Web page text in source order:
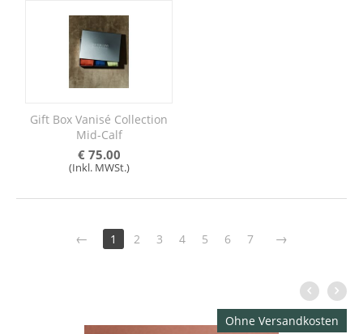
Gift Box Vanisé Collection
Mid-Calf
€ 75.00
(Inkl. MWSt.)
1 2 3 4 5 6 7
Ohne Versandkosten